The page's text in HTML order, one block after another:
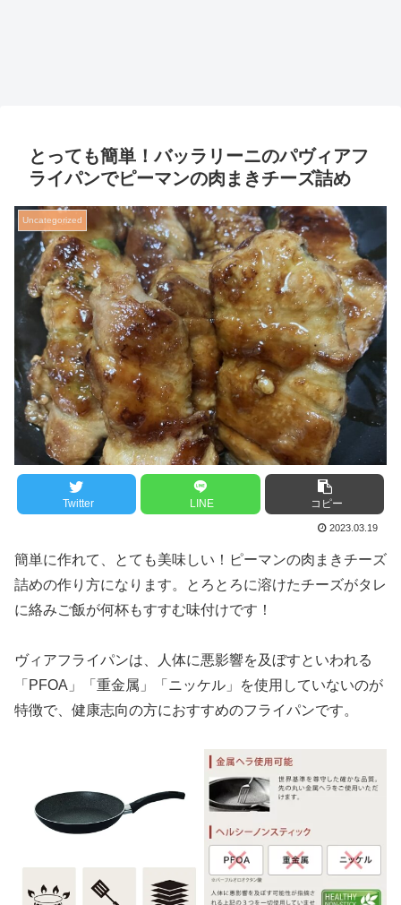
とっても簡単！バッラリーニのパヴィアフ
ライパンでピーマンの肉まきチーズ詰め
Uncategorized
Twitter LINE コピー
2023.03.19
簡単に作れて、とても美味しい！ピーマンの肉まきチーズ
詰めの作り方になります。とろとろに溶けたチーズがタレ
に絡みご飯が何杯もすすむ味付けです！
ヴィアフライパンは、人体に悪影響を及ぼすといわれる
「PFOA」「重金属」「ニッケル」を使用していないのが
特徴で、健康志向の方におすすめのフライパンです。